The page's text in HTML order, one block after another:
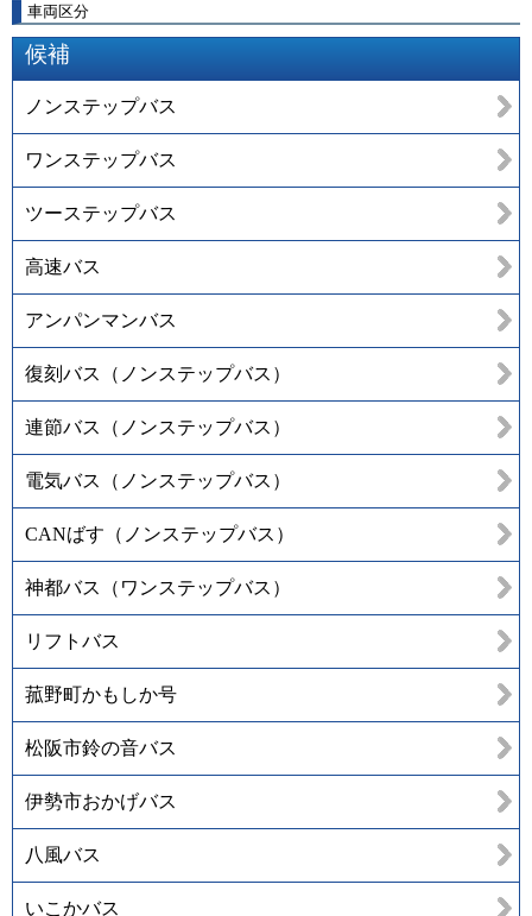
車両区分
候補
ノンステップバス
ワンステップバス
ツーステップバス
高速バス
アンパンマンバス
復刻バス（ノンステップバス）
連節バス（ノンステップバス）
電気バス（ノンステップバス）
CANばす（ノンステップバス）
神都バス（ワンステップバス）
リフトバス
菰野町かもしか号
松阪市鈴の音バス
伊勢市おかげバス
八風バス
いこかバス